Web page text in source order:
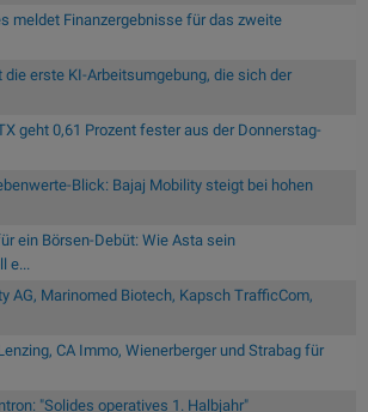
meldet Finanzergebnisse für das zweite
die erste KI-Arbeitsumgebung, die sich der
geht 0,61 Prozent fester aus der Donnerstag-
Blick: Bajaj Mobility steigt bei hohen
ein Börsen-Debüt: Wie Asta sein
e...
AG, Marinomed Biotech, Kapsch TrafficCom,
CA Immo, Wienerberger und Strabag für
"Solides operatives 1. Halbjahr"